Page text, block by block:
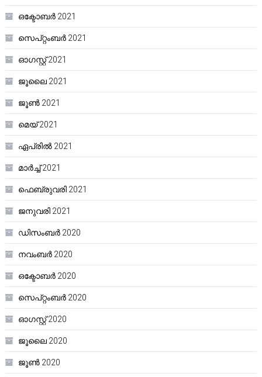
ഒക്ടോബർ 2021
സെപ്റ്റംബർ 2021
ഓഗസ്റ്റ്‌ 2021
ജൂലൈ 2021
ജൂൺ 2021
മെയ്‌ 2021
ഏപ്രിൽ 2021
മാർച്ച്‌ 2021
ഫെബ്രുവരി 2021
ജനുവരി 2021
ഡിസംബർ 2020
നവംബർ 2020
ഒക്ടോബർ 2020
സെപ്റ്റംബർ 2020
ഓഗസ്റ്റ്‌ 2020
ജൂലൈ 2020
ജൂൺ 2020